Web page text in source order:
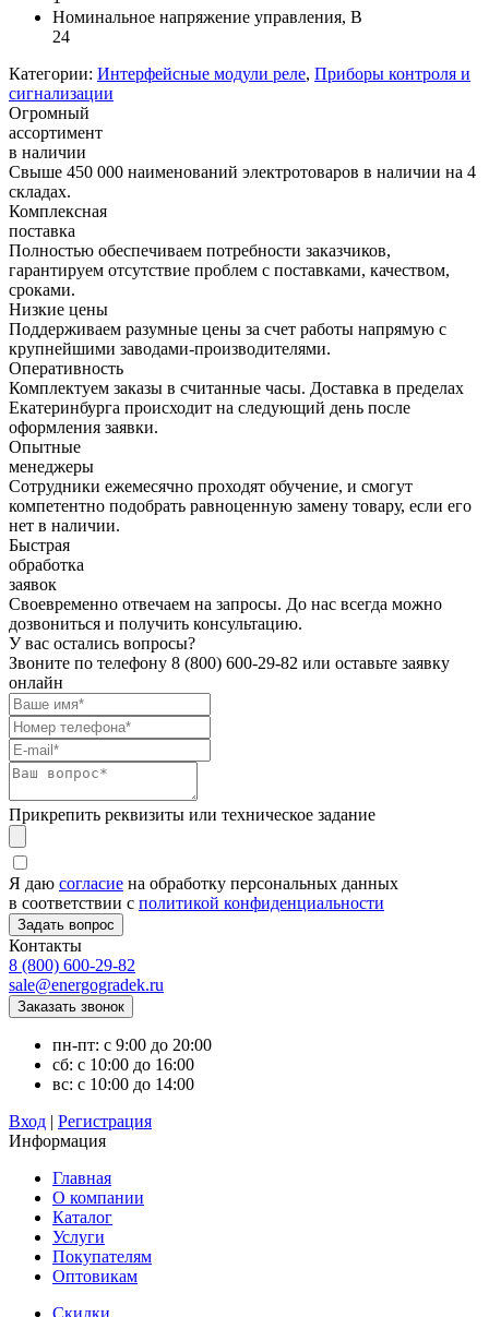
Номинальное напряжение управления, В
24
Категории: Интерфейсные модули реле, Приборы контроля и
сигнализации
Огромный
ассортимент
в наличии
Свыше 450 000 наименований электротоваров в наличии на 4
складах.
Комплексная
поставка
Полностью обеспечиваем потребности заказчиков,
гарантируем отсутствие проблем с поставками, качеством,
сроками.
Низкие цены
Поддерживаем разумные цены за счет работы напрямую с
крупнейшими заводами-производителями.
Оперативность
Комплектуем заказы в считанные часы. Доставка в пределах
Екатеринбурга происходит на следующий день после
оформления заявки.
Опытные
менеджеры
Сотрудники ежемесячно проходят обучение, и смогут
компетентно подобрать равноценную замену товару, если его
нет в наличии.
Быстрая
обработка
заявок
Своевременно отвечаем на запросы. До нас всегда можно
дозвониться и получить консультацию.
У вас остались вопросы?
Звоните по телефону 8 (800) 600-29-82 или оставьте заявку
онлайн
Прикрепить реквизиты или техническое задание
Я даю согласие на обработку персональных данных
в соответствии с политикой конфиденциальности
Контакты
8 (800) 600-29-82
sale@energogradek.ru
пн-пт: с 9:00 до 20:00
сб: с 10:00 до 16:00
вс: с 10:00 до 14:00
Вход | Регистрация
Информация
Главная
О компании
Каталог
Услуги
Покупателям
Оптовикам
Скидки